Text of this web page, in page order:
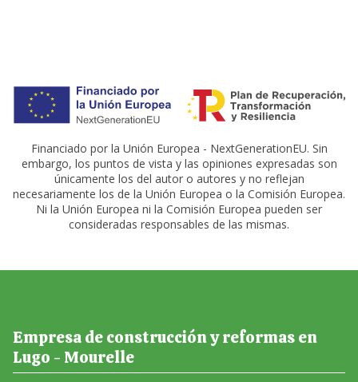
Financiado por la Unión Europea - NextGenerationEU. Sin
embargo, los puntos de vista y las opiniones expresadas son
únicamente los del autor o autores y no reflejan
necesariamente los de la Unión Europea o la Comisión Europea.
Ni la Unión Europea ni la Comisión Europea pueden ser
consideradas responsables de las mismas.
Empresa de construcción y reformas en
Lugo - Mourelle